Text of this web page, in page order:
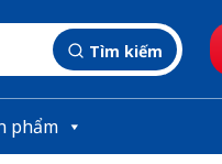
Tìm kiếm
phẩm